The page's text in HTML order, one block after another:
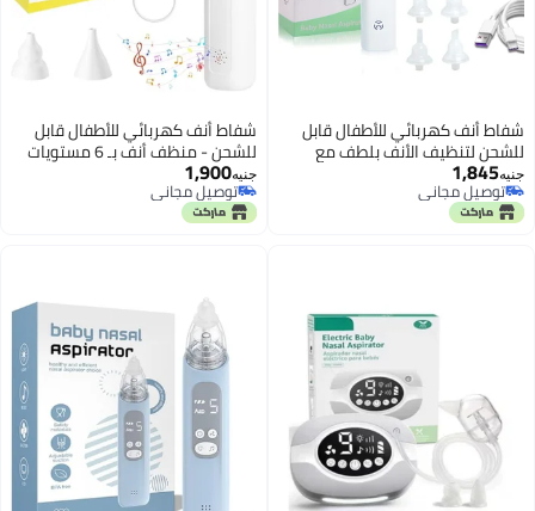
شفاط أنف كهربائي للأطفال قابل
للشحن لتنظيف الأنف بلطف مع
شفط تلقائي وموسيقى وضوء
لراحة الرضع أثناء الاستخدام
جنيه1,845
توصيل مجاني
توصيل مجاني
شفاط أنف كهربائي للأطفال قابل
للشحن - منظف أنف بـ 6 مستويات
شفط ورؤوس سيليكون مع خاصية
والأطفال
جنيه1,900
توصيل مجاني
توصيل مجاني